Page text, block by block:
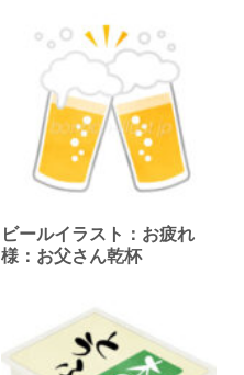
ビールイラスト：お疲れ
様：お父さん乾杯